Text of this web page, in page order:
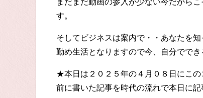
まだまだ動画の参入が少ない今だから
す。
そしてビジネスは案内で・・あなたを
勤め生活となりますので今、自分ででき
★本日は２０２５年の４月０８日にこ
前に書いた記事を時代の流れで本日に記